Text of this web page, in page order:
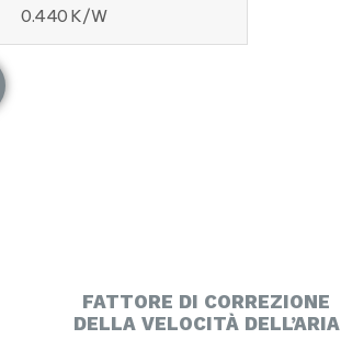
0.440 K/W
FATTORE DI CORREZIONE
DELLA VELOCITÀ DELL’ARIA